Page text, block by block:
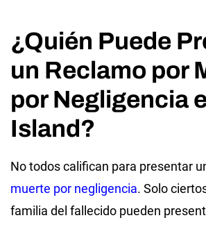
¿Quién Puede
un Reclamo por
por Negligencia
Island?
No todos califican para presentar
muerte por negligencia. Solo
familia del fallecido pueden